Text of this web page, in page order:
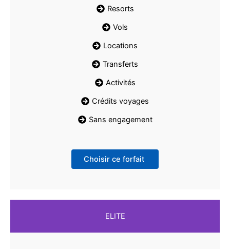
Resorts
Vols
Locations
Transferts
Activités
Crédits voyages
Sans engagement
Choisir ce forfait
ELITE